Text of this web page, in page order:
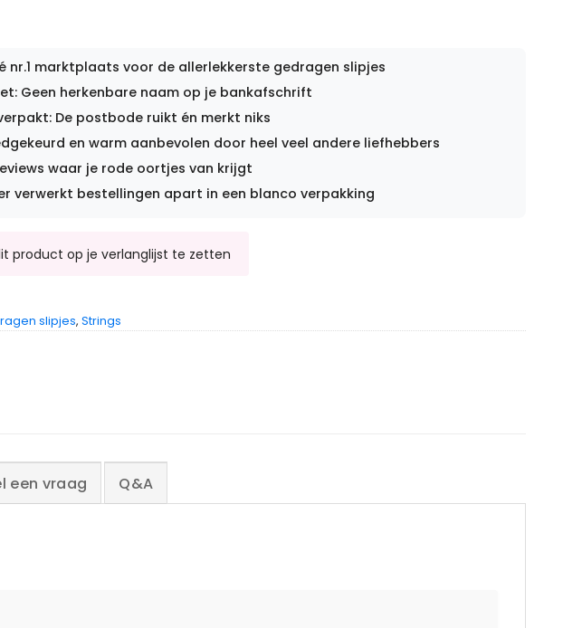
nr.1 marktplaats voor de allerlekkerste gedragen slipjes
Geen herkenbare naam op je bankafschrift
De postbode ruikt én merkt niks
en warm aanbevolen door heel veel andere liefhebbers
waar je rode oortjes van krijgt
verwerkt bestellingen apart in een blanco verpakking
slipjes, Strings
een vraag Q&A